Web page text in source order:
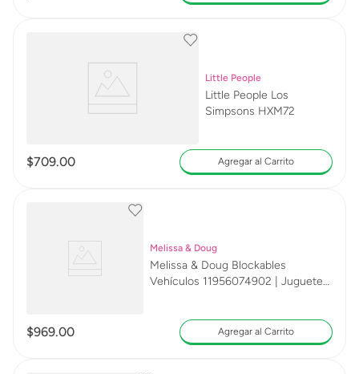
Little People
Little People Los
Simpsons HXM72
$709.00 Agregar al Carrito
Melissa & Doug
Melissa & Doug Blockables
Vehículos 11956074902 | Juguete
$969.00 Agregar al Carrito